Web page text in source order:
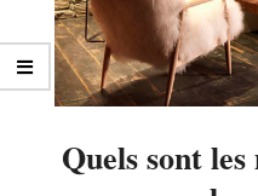
Quels sont